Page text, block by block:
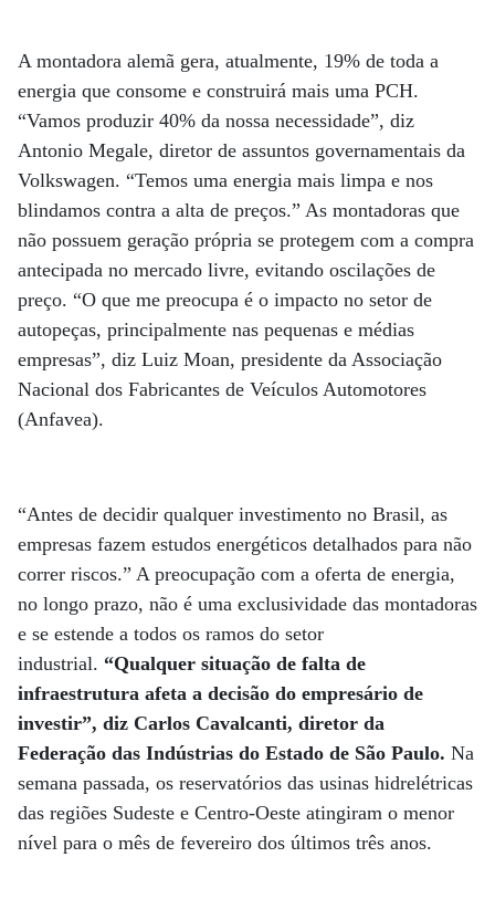
A montadora alemã gera, atualmente, 19% de toda a
energia que consome e construirá mais uma PCH.
“Vamos produzir 40% da nossa necessidade”, diz
Antonio Megale, diretor de assuntos governamentais da
Volkswagen. “Temos uma energia mais limpa e nos
blindamos contra a alta de preços.” As montadoras que
não possuem geração própria se protegem com a compra
antecipada no mercado livre, evitando oscilações de
preço. “O que me preocupa é o impacto no setor de
autopeças, principalmente nas pequenas e médias
empresas”, diz Luiz Moan, presidente da Associação
Nacional dos Fabricantes de Veículos Automotores
(Anfavea).
“Antes de decidir qualquer investimento no Brasil, as
empresas fazem estudos energéticos detalhados para não
correr riscos.” A preocupação com a oferta de energia,
no longo prazo, não é uma exclusividade das montadoras
e se estende a todos os ramos do setor
industrial. “Qualquer situação de falta de
infraestrutura afeta a decisão do empresário de
investir”, diz Carlos Cavalcanti, diretor da
Federação das Indústrias do Estado de São Paulo. Na
semana passada, os reservatórios das usinas hidrelétricas
das regiões Sudeste e Centro-Oeste atingiram o menor
nível para o mês de fevereiro dos últimos três anos.